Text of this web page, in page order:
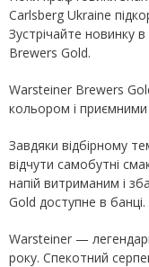
Carlsberg Ukraine
Зустрічайте новинку
Brewers Gold.
Warsteiner Brewers
кольором і
Завдяки відбірному
відчути самобутні
напій витриманим і
Gold доступне в
Warsteiner —
року. Спекотний